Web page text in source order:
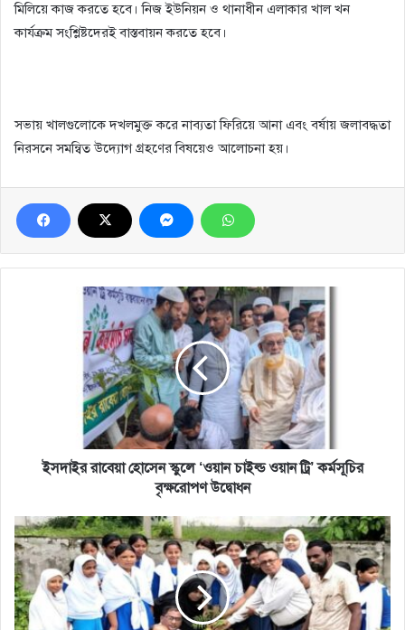
মিলিয়ে কাজ করতে হবে। নিজ ইউনিয়ন ও থানাধীন এলাকার খাল খন
কার্যক্রম সংশ্লিষ্টদেরই বাস্তবায়ন করতে হবে।
সভায় খালগুলোকে দখলমুক্ত করে নাব্যতা ফিরিয়ে আনা এবং বর্ষায় জলাবদ্ধতা
নিরসনে সমন্বিত উদ্যোগ গ্রহণের বিষয়েও আলোচনা হয়।
বৃক্ষরোপণইসদাইর রাবেয়া হোসেন স্কুলে ‘ওয়ান চাইল্ড ওয়ান ট্রি’ কর্মসূচির
বৃক্ষরোপণ উদ্বোধন
হাজীগঞ্জে
শ্রীপুর
উচ্চ
বিদ্যালয়ে
বৃক্ষরোপণ
কর্মসূচি